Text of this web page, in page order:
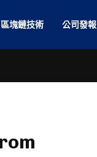
區塊鏈技術 公司發報